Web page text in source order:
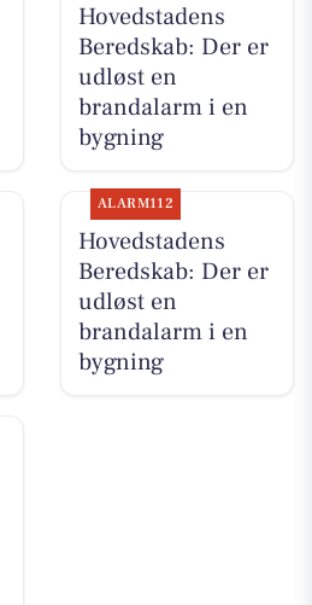
Hovedstadens
Beredskab: Der er
udløst en
brandalarm i en
bygning
ALARM112
Hovedstadens
Beredskab: Der er
udløst en
brandalarm i en
bygning